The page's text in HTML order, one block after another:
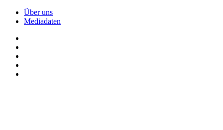
Über uns
Mediadaten